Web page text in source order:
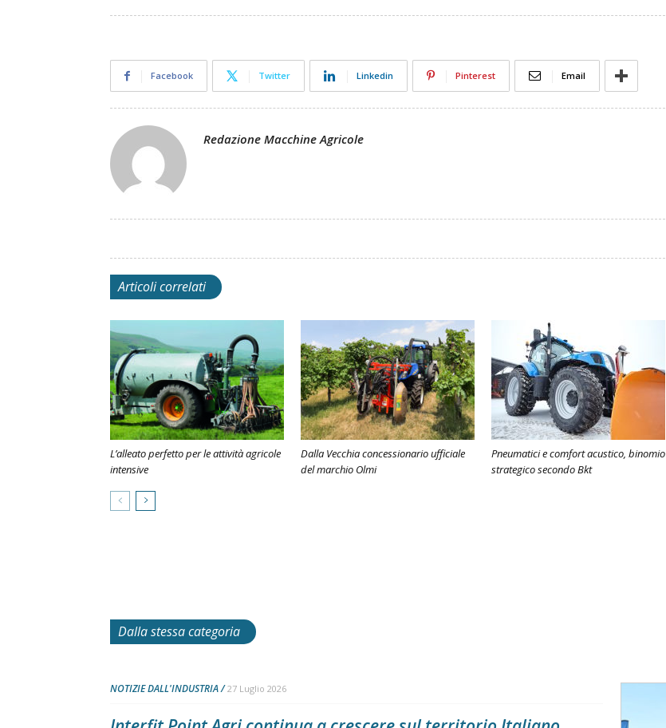
Facebook Twitter Linkedin Pinterest Email
Redazione Macchine Agricole
Articoli correlati
L’alleato perfetto per le attività agricole
intensive
Dalla Vecchia concessionario ufficiale
del marchio Olmi
Pneumatici e comfort acustico, binomio
strategico secondo Bkt
Dalla stessa categoria
NOTIZIE DALL'INDUSTRIA 27 Luglio 2026